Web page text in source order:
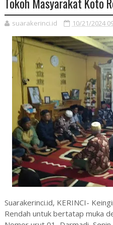
Tokoh Masyarakat Koto
suarakerinci.id 10/21/2024
Suarakerinci.id, KERINCI-
Rendah untuk bertatap muka